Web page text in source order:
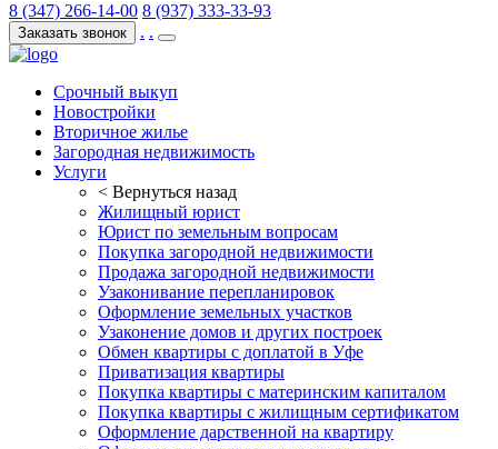
8 (347) 266-14-00 8 (937) 333-33-93
Заказать звонок . .
Срочный выкуп
Новостройки
Вторичное жилье
Загородная недвижимость
Услуги
< Вернуться назад
Жилищный юрист
Юрист по земельным вопросам
Покупка загородной недвижимости
Продажа загородной недвижимости
Узаконивание перепланировок
Оформление земельных участков
Узаконение домов и других построек
Обмен квартиры с доплатой в Уфе
Приватизация квартиры
Покупка квартиры с материнским капиталом
Покупка квартиры с жилищным сертификатом
Оформление дарственной на квартиру